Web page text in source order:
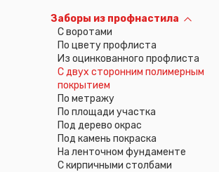
Заборы из профнастила
C воротами
По цвету профлиста
Из оцинкованного профлиста
С двух сторонним полимерным
покрытием
По метражу
По площади участка
Под дерево окрас
Под камень покраска
На ленточном фундаменте
С кирпичными столбами